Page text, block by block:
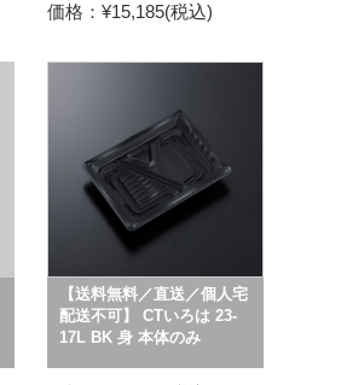
価格：¥15,185(税込)
【送料無料／直送／個人宅
配送不可】 CTいろは 23-
17L BK 身 本体のみ